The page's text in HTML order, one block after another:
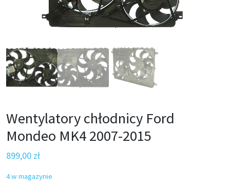
Wentylatory chłodnicy Ford
Mondeo MK4 2007-2015
899,00 zł
4 w magazynie